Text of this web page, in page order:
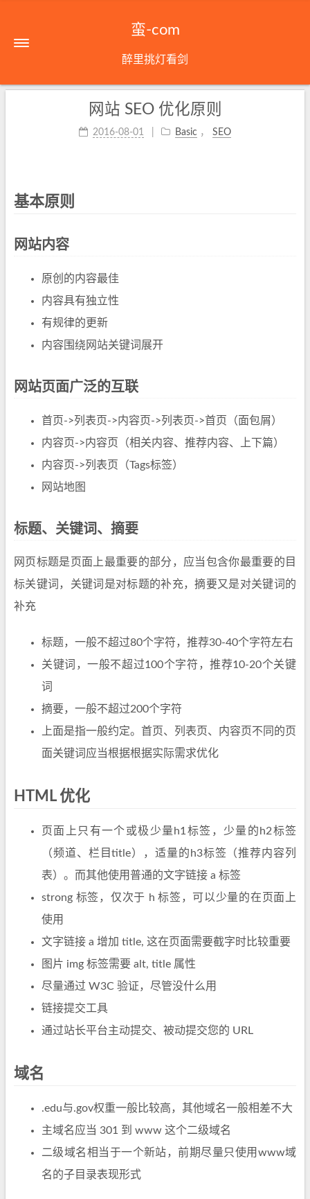
蛮-com
醉里挑灯看剑
网站 SEO 优化原则
2016-08-01 Basic ，SEO
基本原则
网站内容
原创的内容最佳
内容具有独立性
有规律的更新
内容围绕网站关键词展开
网站页面广泛的互联
首页->列表页->内容页->列表页->首页（面包屑）
内容页->内容页（相关内容、推荐内容、上下篇）
内容页->列表页（Tags标签）
网站地图
标题、关键词、摘要
网页标题是页面上最重要的部分，应当包含你最重要的目
标关键词，关键词是对标题的补充，摘要又是对关键词的
补充
标题，一般不超过80个字符，推荐30-40个字符左右
关键词，一般不超过100个字符，推荐10-20个关键
词
摘要，一般不超过200个字符
上面是指一般约定。首页、列表页、内容页不同的页
面关键词应当根据根据实际需求优化
HTML 优化
页面上只有一个或极少量h1标签，少量的h2标签
（频道、栏目title），适量的h3标签（推荐内容列
表）。而其他使用普通的文字链接 a 标签
strong 标签，仅次于 h 标签，可以少量的在页面上
使用
文字链接 a 增加 title, 这在页面需要截字时比较重要
图片 img 标签需要 alt, title 属性
尽量通过 W3C 验证，尽管没什么用
链接提交工具
通过站长平台主动提交、被动提交您的 URL
域名
.edu与.gov权重一般比较高，其他域名一般相差不大
主域名应当 301 到 www 这个二级域名
二级域名相当于一个新站，前期尽量只使用www域
名的子目录表现形式